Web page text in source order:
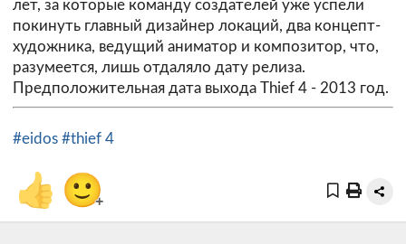
лет, за которые команду создателей уже успели
покинуть главный дизайнер локаций, два концепт-
художника, ведущий аниматор и композитор, что,
разумеется, лишь отдаляло дату релиза.
Предположительная дата выхода Thief 4 - 2013 год.
#eidos #thief 4
👍 🙂+